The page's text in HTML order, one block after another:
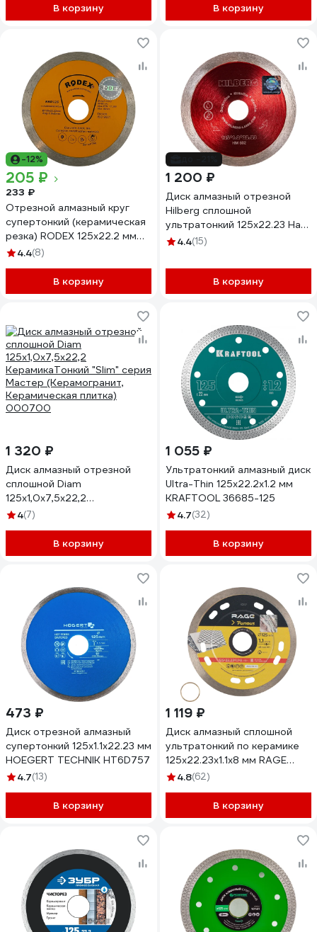
В корзину В корзину
-12%
205 ₽
233 ₽
Отрезной алмазный круг
супертонкий (керамическая
резка) RODEX 125х22.2 мм
RRD125
4.4(8)
В корзину
1 200 ₽
Диск алмазный отрезной
Hilberg сплошной
ультратонкий 125x22.23 Hard
Materials Ultra Thin HM502
4.4(15)
В корзину
1 320 ₽
Диск алмазный отрезной
сплошной Diam
125x1,0x7,5x22,2
КерамикаТонкий "Slim" серия
Керамическая плитка)
000700
4(7)
В корзину
1 055 ₽
Ультратонкий алмазный диск
Ultra-Thin 125x22.2x1.2 мм
KRAFTOOL 36685-125
4.7(32)
В корзину
473 ₽
Диск отрезной алмазный
супертонкий 125x1.1x22.23 мм
HOEGERT TECHNIK HT6D757
4.7(13)
В корзину
1 119 ₽
Диск алмазный сплошной
ультратонкий по керамике
125x22.23x1.1x8 мм RAGE
Furious 605127
4.8(62)
В корзину